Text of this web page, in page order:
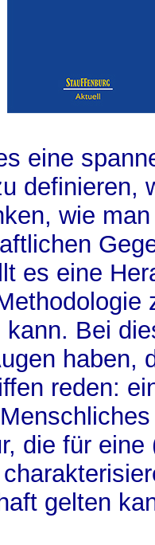
eine
definieren,
wie
es eine
kann. Bei
haben,
reden:
die für
gelten